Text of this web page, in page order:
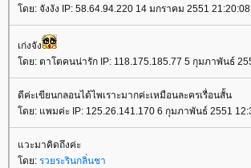
โดย: จังงัง IP: 58.64.94.220 14 มกราคม 2551 21:20:08
เก่งจัง
โดย: ตาโตคนน่ารัก IP: 118.175.185.77 5 กุมภาพันธ์
ดีค่ะเขียนกลอนได้ไพเราะมากค่ะเหมือนละครเรื่อนสั้น
โดย: แพมค่ะ IP: 125.26.141.170 6 กุมภาพันธ์ 2551
แวะมาคิดถึงค่ะ
โดย: รวยระรินกลิ่นชา